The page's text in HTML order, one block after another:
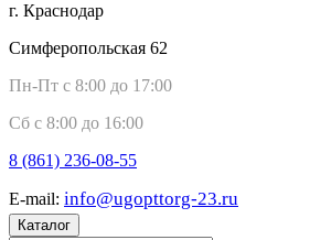
г. Краснодар
Симферопольская 62
Пн-Пт с 8:00 до 17:00
Сб с 8:00 до 16:00
8 (861) 236-08-55
E-mail: info@ugopttorg-23.ru
Каталог